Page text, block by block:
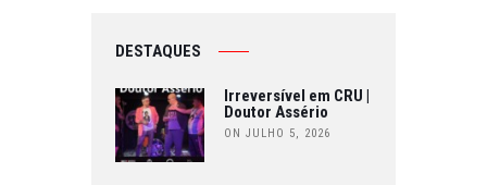
DESTAQUES
Irreversível em CRU |
Doutor Assério
ON JULHO 5, 2026